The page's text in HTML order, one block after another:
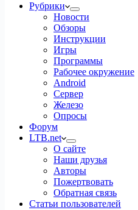
Рубрики
Новости
Обзоры
Инструкции
Игры
Программы
Рабочее окружение
Android
Сервер
Железо
Опросы
Форум
LTB.net
О сайте
Наши друзья
Авторы
Пожертвовать
Обратная связь
Статьи пользователей